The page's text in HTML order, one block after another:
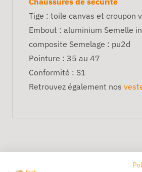
Tige : toile canvas et croupon
Embout : aluminium Semelle
composite Semelage : pu2d
Pointure : 35 au 47
Conformité : S1
Retrouvez également nos